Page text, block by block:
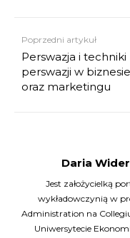
Poprzedni artykuł
Perswazja i techniki
perswazji w biznesie
oraz marketingu
Daria
Jest założycielką
wykładowczynią w
Administration na
Uniwersytecie